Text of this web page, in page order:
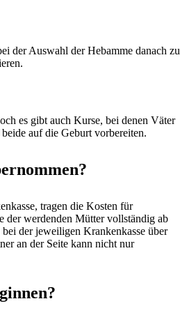
der Auswahl der Hebamme danach zu
es gibt auch Kurse, bei denen Väter
auf die Geburt vorbereiten.
tragen die Kosten für
der werdenden Mütter vollständig ab
der jeweiligen Krankenkasse über
an der Seite kann nicht nur